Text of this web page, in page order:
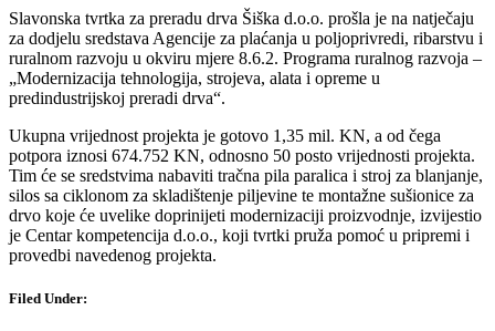
Slavonska tvrtka za preradu drva Šiška d.o.o. prošla je na natječaju
za dodjelu sredstava Agencije za plaćanja u poljoprivredi, ribarstvu i
ruralnom razvoju u okviru mjere 8.6.2. Programa ruralnog razvoja –
„Modernizacija tehnologija, strojeva, alata i opreme u
predindustrijskoj preradi drva“.
Ukupna vrijednost projekta je gotovo 1,35 mil. KN, a od čega
potpora iznosi 674.752 KN, odnosno 50 posto vrijednosti projekta.
Tim će se sredstvima nabaviti tračna pila paralica i stroj za blanjanje,
silos sa ciklonom za skladištenje piljevine te montažne sušionice za
drvo koje će uvelike doprinijeti modernizaciji proizvodnje, izvijestio
je Centar kompetencija d.o.o., koji tvrtki pruža pomoć u pripremi i
provedbi navedenog projekta.
Filed Under: